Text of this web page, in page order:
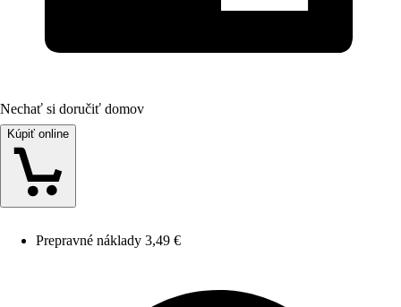
Nechať si doručiť domov
Kúpiť online
Prepravné náklady 3,49 €